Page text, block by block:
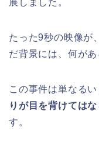
たった9秒の映像が
だ背景には、何が
この事件は単なるい
りが目を背けては
す。